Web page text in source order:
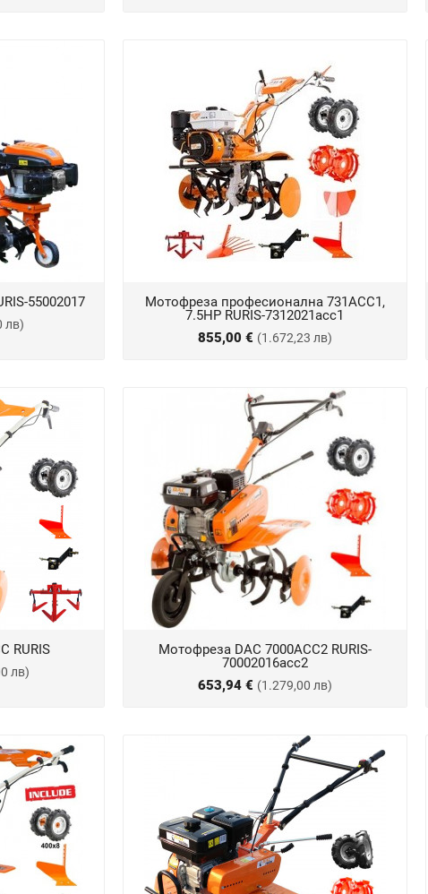
55002017
лв)
Мотофреза професионална 731ACC1,
7.5HP RURIS-7312021acc1
855,00 € (1.672,23 лв)
RURIS
лв)
Мотофреза DAC 7000ACC2 RURIS-
70002016acc2
653,94 € (1.279,00 лв)